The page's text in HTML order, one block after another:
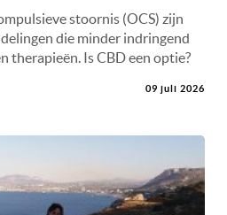
stoornis (OCS) zijn
die minder indringend
therapieën. Is CBD een optie?
09 juli 2026